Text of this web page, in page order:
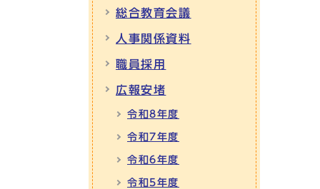
総合教育会議
人事関係資料
職員採用
広報安堵
令和8年度
令和7年度
令和6年度
令和5年度